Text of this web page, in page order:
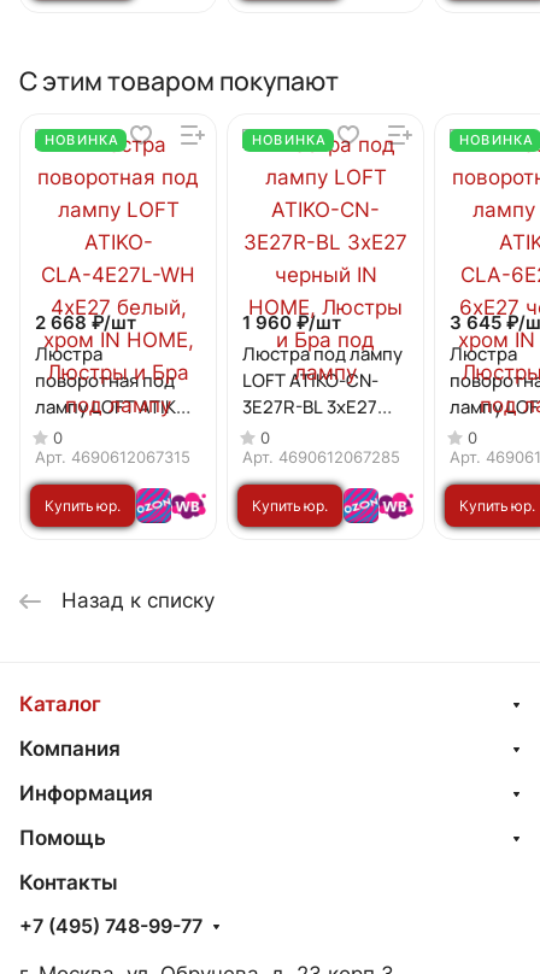
С этим товаром покупают
НОВИНКА
2 668 ₽/шт
Люстра
поворотная под
лампу LOFT ATIKO-
СLА-4E27L-WH
4хЕ27 белый, хром
IN HOME
0
Арт. 4690612067315
Купить юр.
НОВИНКА
1 960 ₽/шт
Люстра под лампу
LOFT ATIKO-СN-
3E27R-BL 3хЕ27
черный IN HOME
0
Арт. 4690612067285
Купить юр.
НОВИНКА
3 645 ₽/
Люстра
лампу
СLА-
6хЕ27
хром IN
0
Арт.
Купить юр.
Назад к списку
Каталог
Компания
Информация
Помощь
Контакты
+7 (495) 748-99-77